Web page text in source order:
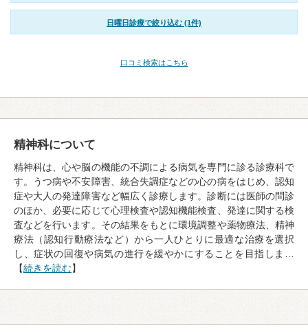
日曜日診療で絞り込む (1件)
口コミ検索はこちら
精神科について
精神科は、心や脳の機能の不調による病気を専門に診る診療科で
す。うつ病や不安障害、統合失調症などの心の病をはじめ、認知
症や大人の発達障害など幅広く診療します。診断には医師の問診
のほか、必要に応じて心理検査や認知機能検査、発達に関する検
査などを行います。その結果をもとに環境調整や薬物療法、精神
療法（認知行動療法など）から一人ひとりに最適な治療を選択
し、症状の回復や病気の進行を緩やかにすることを目指しま…
【続きを読む】